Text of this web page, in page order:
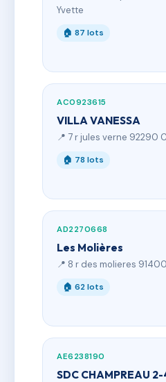
Yvette
🏠 87 lots
AC0923615
VILLA VANESSA
📍 7 r jules verne 92290
🏠 78 lots
AD2270668
Les Molières
📍 8 r des molieres
🏠 62 lots
AE6238190
SDC CHAMPREAU